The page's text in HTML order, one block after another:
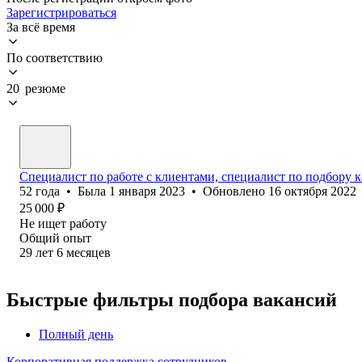
Зарегистрироваться
За всё время
По соответствию
20 резюме
Специалист по работе с клиентами, специалист по подбору
52 года • Была 1 января 2023 • Обновлено 16 октября 2022
25 000 ₽
Не ищет работу
Общий опыт
29 лет 6 месяцев
Быстрые фильтры подбора вакансий
Полный день